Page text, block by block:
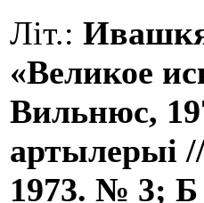
Літ.:
«Великое
Вильнюс,
артылерыі
1973. № 3; Б